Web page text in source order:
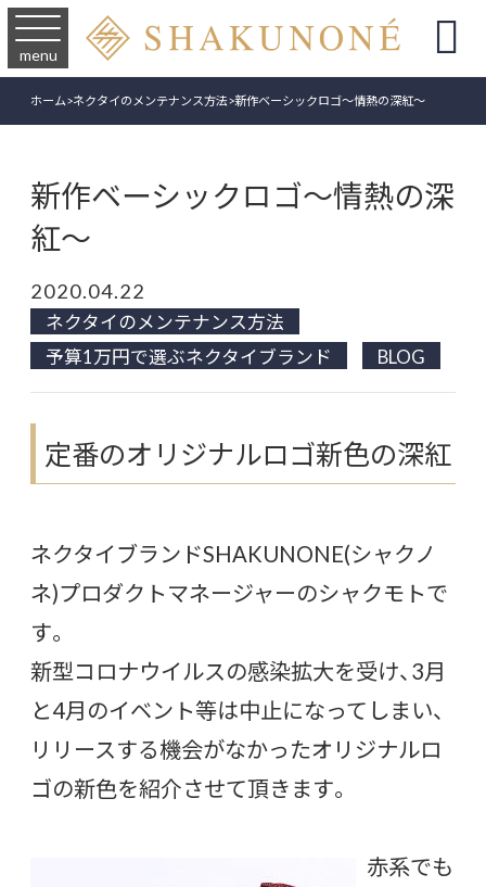
menu 
ホーム>ネクタイのメンテナンス方法>新作ベーシックロゴ～情熱の深紅～
新作ベーシックロゴ～情熱の深
紅～
2020.04.22
ネクタイのメンテナンス方法
予算1万円で選ぶネクタイブランド
BLOG
定番のオリジナルロゴ新色の深紅
ネクタイブランドSHAKUNONE(シャクノ
ネ)プロダクトマネージャーのシャクモトで
す。
新型コロナウイルスの感染拡大を受け、3月
と4月のイベント等は中止になってしまい、
リリースする機会がなかったオリジナルロ
ゴの新色を紹介させて頂きます。
赤系でも